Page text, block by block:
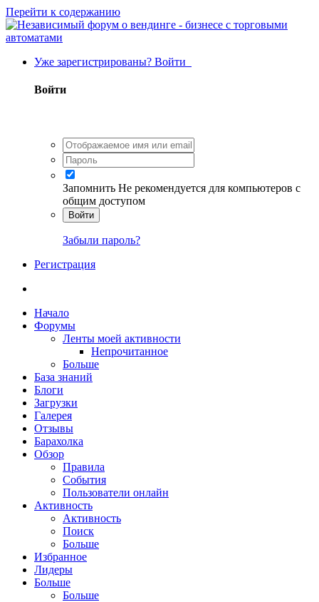
Перейти к содержанию
Уже зарегистрированы? Войти
Войти
Запомнить Не рекомендуется для компьютеров с
общим доступом
Войти
Забыли пароль?
Регистрация
Начало
Форумы
Ленты моей активности
Непрочитанное
Больше
База знаний
Блоги
Загрузки
Галерея
Отзывы
Барахолка
Обзор
Правила
События
Пользователи онлайн
Активность
Активность
Поиск
Больше
Избранное
Лидеры
Больше
Больше